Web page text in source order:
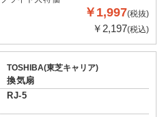
￥1,997(税抜)
￥2,197(税込)
TOSHIBA(東芝キャリア)
換気扇
RJ-5